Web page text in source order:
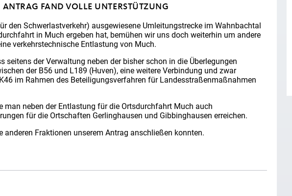
ANTRAG FAND VOLLE UNTERSTÜTZUNG
den Schwerlastverkehr) ausgewiesene Umleitungstrecke im Wahnbachtal
in Much ergeben hat, bemühen wir uns doch weiterhin um andere
verkehrstechnische Entlastung von Much.
seitens der Verwaltung neben der bisher schon in die Überlegungen
der B56 und L189 (Huven), eine weitere Verbindung und zwar
im Rahmen des Beteiligungsverfahren für Landesstraßenmaßnahmen
man neben der Entlastung für die Ortsdurchfahrt Much auch
für die Ortschaften Gerlinghausen und Gibbinghausen erreichen.
anderen Fraktionen unserem Antrag anschließen konnten.